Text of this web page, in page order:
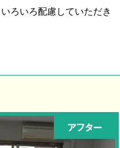
ろいろ配慮していただき
アフター